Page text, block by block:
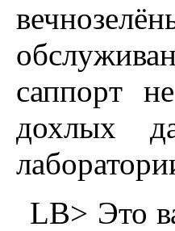
саппоpт
дохлых
LB> Это